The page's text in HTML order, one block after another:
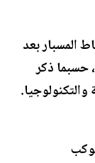
المسبار بعد
حسبما ذكر